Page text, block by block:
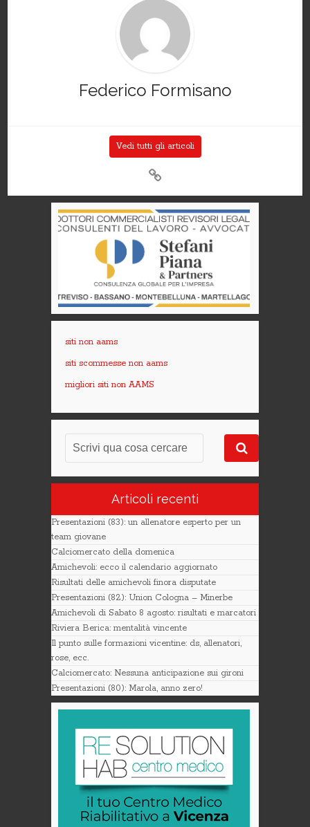
Federico Formisano
Vedi tutti gli articoli
siti non aams
siti scommesse non aams
migliori siti non AAMS
Articoli recenti
Presentazioni (83): un allenatore esperto per un
team giovane
Calciomercato della domenica
Amichevoli: ecco il calendario aggiornato
Risultati delle amichevoli finora disputate
Presentazioni (82): Union Cologna – Minerbe
Amichevoli di Sabato 8 agosto: risultati e marcatori
Riviera Berica: mentalità vincente
Il punto sulle formazioni vicentine: ds, allenatori,
rose, ecc.
Calciomercato: Nessuna anticipazione sui gironi
Presentazioni (80): Marola, anno zero!